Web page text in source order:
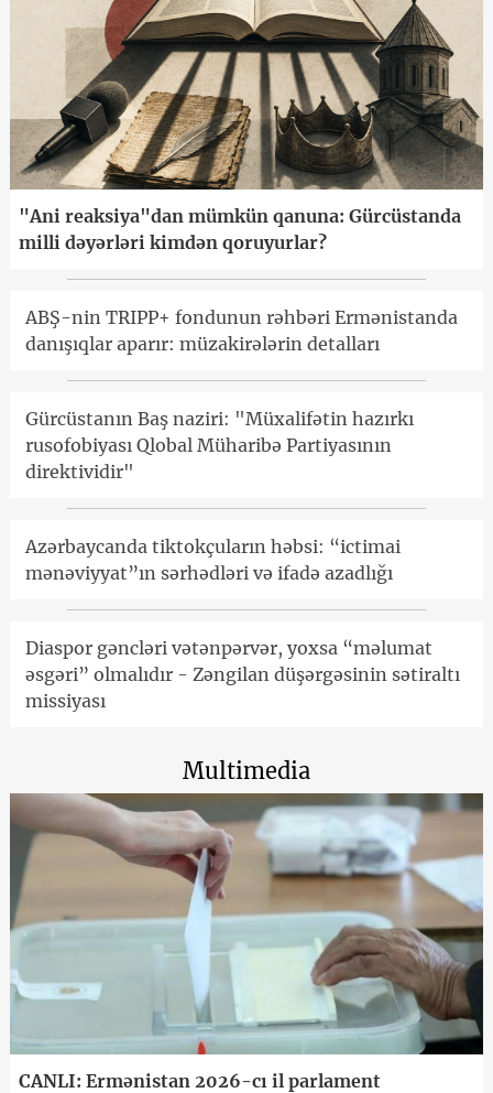
"Ani reaksiya"dan mümkün qanuna: Gürcüstanda
milli dəyərləri kimdən qoruyurlar?
ABŞ-nin TRIPP+ fondunun rəhbəri Ermənistanda
danışıqlar aparır: müzakirələrin detalları
Gürcüstanın Baş naziri: "Müxalifətin hazırkı
rusofobiyası Qlobal Müharibə Partiyasının
direktividir"
Azərbaycanda tiktokçuların həbsi: “ictimai
mənəviyyat”ın sərhədləri və ifadə azadlığı
Diaspor gəncləri vətənpərvər, yoxsa “məlumat
əsgəri” olmalıdır - Zəngilan düşərgəsinin sətiraltı
missiyası
Multimedia
CANLI: Ermənistan 2026-cı il parlament